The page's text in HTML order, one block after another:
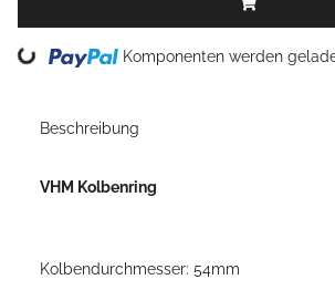
Loading... Komponenten werden
Beschreibung
VHM Kolbenring
Kolbendurchmesser: 54mm